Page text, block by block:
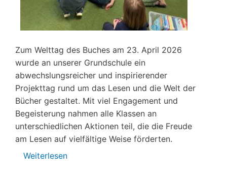
Zum Welttag des Buches am 23. April 2026
wurde an unserer Grundschule ein
abwechslungsreicher und inspirierender
Projekttag rund um das Lesen und die Welt der
Bücher gestaltet. Mit viel Engagement und
Begeisterung nahmen alle Klassen an
unterschiedlichen Aktionen teil, die die Freude
am Lesen auf vielfältige Weise förderten.
Weiterlesen